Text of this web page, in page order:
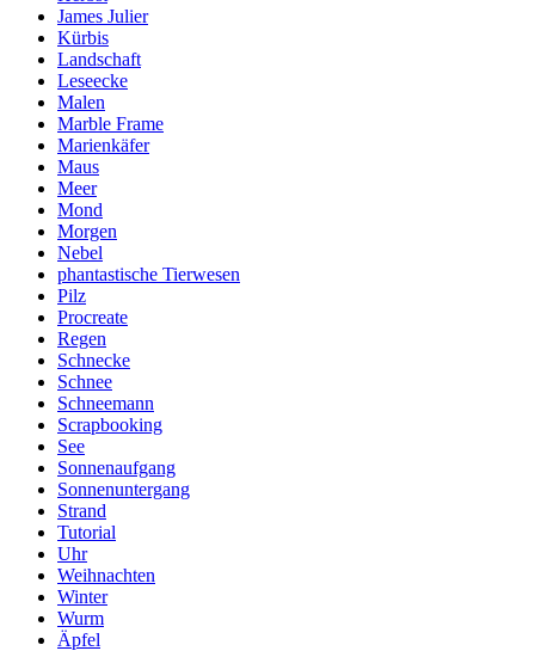
James Julier
Kürbis
Landschaft
Leseecke
Malen
Marble Frame
Marienkäfer
Maus
Meer
Mond
Morgen
Nebel
phantastische Tierwesen
Pilz
Procreate
Regen
Schnecke
Schnee
Schneemann
Scrapbooking
See
Sonnenaufgang
Sonnenuntergang
Strand
Tutorial
Uhr
Weihnachten
Winter
Wurm
Äpfel